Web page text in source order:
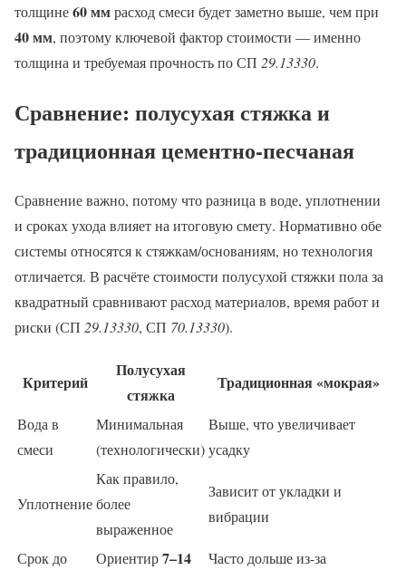
толщине60 ммрасход смеси будет заметно выше, чем при
40 мм, поэтому ключевой фактор стоимости — именно
толщина и требуемая прочность по СП 29.13330.
Сравнение: полусухая стяжка и
традиционная цементно-песчаная
Сравнение важно, потому что разница в воде, уплотнении
и сроках ухода влияет на итоговую смету. Нормативно обе
системы относятся к стяжкам/основаниям, но технология
отличается. В расчёте стоимости полусухой стяжки пола за
квадратный сравнивают расход материалов, время работ и
риски (СП 29.13330, СП 70.13330).
Критерий
Полусухая
стяжка
Традиционная «мокрая»
Вода в
смеси
Минимальная
(технологически)
Выше, что увеличивает
усадку
Уплотнение
Как правило,
более
выраженное
Зависит от укладки и
вибрации
Срок до
Ориентир7–14
Часто дольше из-за